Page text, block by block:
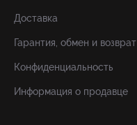
Доставка
Гарантия, обмен и возврат
Конфиденциальность
Информация о продавце